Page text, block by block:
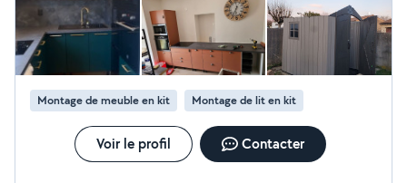
Montage de meuble en kit Montage de lit en kit
Voir le profil Contacter